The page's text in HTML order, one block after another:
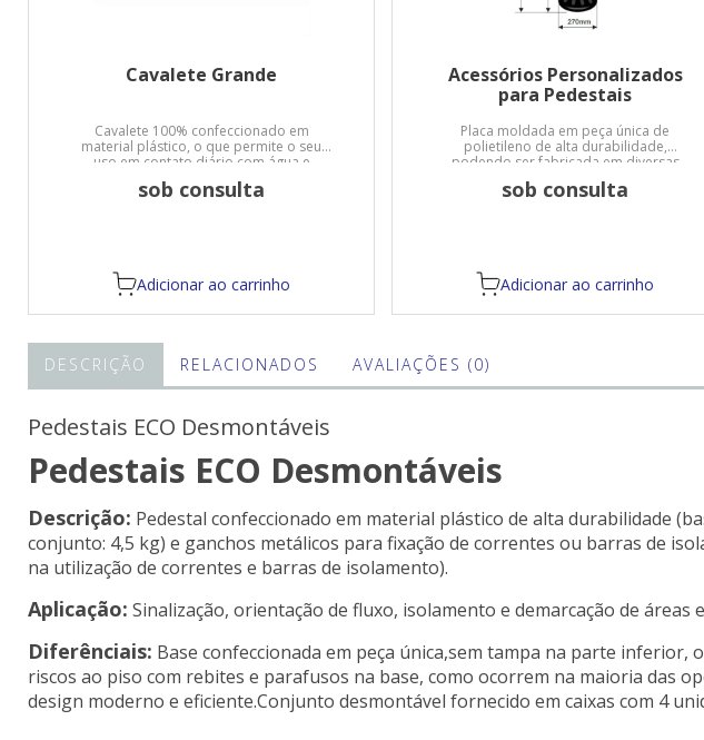
Cavalete Grande
Cavalete 100% confeccionado em
material plástico, o que permite o seu
uso em contato diário com água e
demais intempéries.
sob consulta
Adicionar ao carrinho
Acessórios Personalizados
para Pedestais
Placa moldada em peça única de
polietileno de alta durabilidade,
podendo ser fabricada em diversas
cores envolvendo o corpo do pedestal.
sob consulta
Adicionar ao carrinho
DESCRIÇÃO RELACIONADOS AVALIAÇÕES (0)
Pedestais ECO Desmontáveis
Pedestais ECO Desmontáveis
Descrição: Pedestal confeccionado em material plástico de alta durabilidade
conjunto: 4,5 kg) e ganchos metálicos para fixação de correntes ou barras de
na utilização de correntes e barras de isolamento).
Aplicação: Sinalização, orientação de fluxo, isolamento e demarcação de
Diferênciais: Base confeccionada em peça única,sem tampa na parte
riscos ao piso com rebites e parafusos na base, como ocorrem na maioria das
design moderno e eficiente.Conjunto desmontável fornecido em caixas com 4